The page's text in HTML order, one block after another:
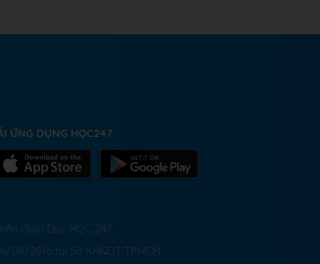
ỨNG DỤNG HỌC247
Giáo Dục HỌC 247
08/2016 tại Sở KH&ĐT TP.HCM